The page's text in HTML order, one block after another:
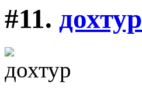
#11. дохтур